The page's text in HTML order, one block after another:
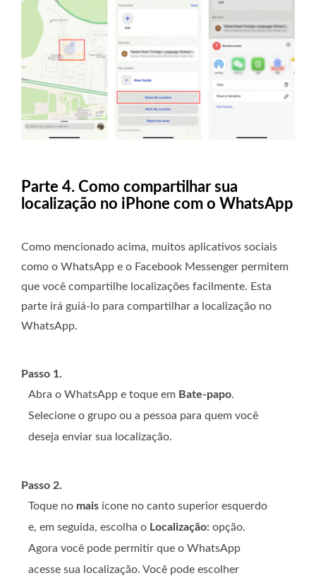
Parte 4. Como compartilhar sua
localização no iPhone com o WhatsApp
Como mencionado acima, muitos aplicativos sociais
como o WhatsApp e o Facebook Messenger permitem
que você compartilhe localizações facilmente. Esta
parte irá guiá-lo para compartilhar a localização no
WhatsApp.
Passo 1.
Abra o WhatsApp e toque em Bate-papo.
Selecione o grupo ou a pessoa para quem você
deseja enviar sua localização.
Passo 2.
Toque no mais ícone no canto superior esquerdo
e, em seguida, escolha o Localização: opção.
Agora você pode permitir que o WhatsApp
acesse sua localização. Você pode escolher